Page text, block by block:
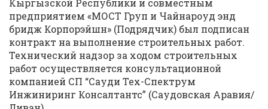
Кыргызской Республики и совместным
предприятием «МОСТ Груп и Чайнароуд энд
бридж Корпорэйшн» (Подрядчик) был подписан
контракт на выполнение строительных работ.
Технический надзор за ходом строительных
работ осуществляется консультационной
компанией СП “Сауди Тех-Спектрум
Инжиниринг Консалтантс” (Саудовская Аравия/